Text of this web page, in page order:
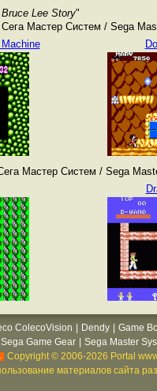
Lee Story"
Мастер Систем / Sega
Мастер Систем / Sega
ColecoVision Dendy Game
Sega Game Gear Sega Master
Copyright © 2006-2026 Portal
материалов сайта